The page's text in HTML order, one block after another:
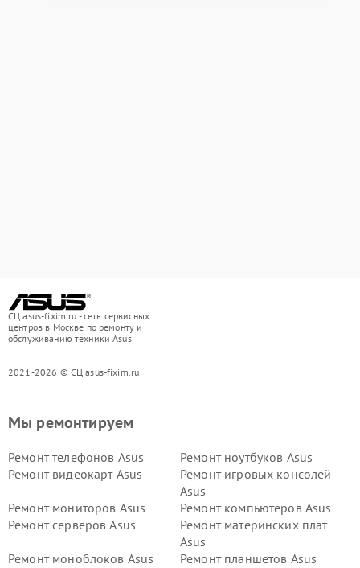
СЦ asus-fixim.ru - сеть сервисных
центров в Москве по ремонту и
обслуживанию техники Asus
2021-2026 © СЦ asus-fixim.ru
Мы ремонтируем
Ремонт телефонов Asus
Ремонт ноутбуков Asus
Ремонт видеокарт Asus
Ремонт игровых консолей
Asus
Ремонт мониторов Asus
Ремонт компьютеров Asus
Ремонт серверов Asus
Ремонт материнских плат
Asus
Ремонт моноблоков Asus
Ремонт планшетов Asus